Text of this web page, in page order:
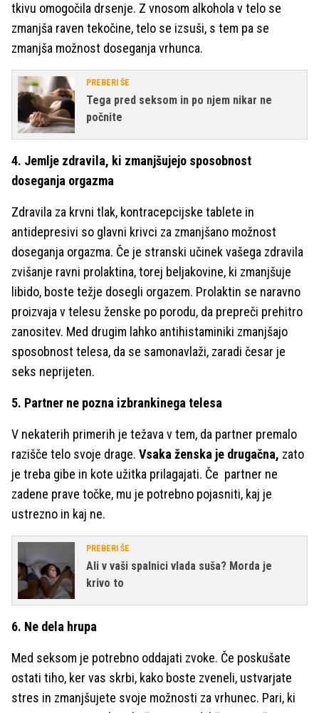
tkivu omogočila drsenje. Z vnosom alkohola v telo se
zmanjša raven tekočine, telo se izsuši, s tem pa se
zmanjša možnost doseganja vrhunca.
PREBERI ŠE
Tega pred seksom in po njem nikar ne
počnite
4. Jemlje zdravila, ki zmanjšujejo sposobnost
doseganja orgazma
Zdravila za krvni tlak, kontracepcijske tablete in
antidepresivi so glavni krivci za zmanjšano možnost
doseganja orgazma. Če je stranski učinek vašega zdravila
zvišanje ravni prolaktina, torej beljakovine, ki zmanjšuje
libido, boste težje dosegli orgazem. Prolaktin se naravno
proizvaja v telesu ženske po porodu, da prepreči prehitro
zanositev. Med drugim lahko antihistaminiki zmanjšajo
sposobnost telesa, da se samonavlaži, zaradi česar je
seks neprijeten.
5. Partner ne pozna izbrankinega telesa
V nekaterih primerih je težava v tem, da partner premalo
razišče telo svoje drage. Vsaka ženska je drugačna, zato
je treba gibe in kote užitka prilagajati. Če partner ne
zadene prave točke, mu je potrebno pojasniti, kaj je
ustrezno in kaj ne.
PREBERI ŠE
Ali v vaši spalnici vlada suša? Morda je
krivo to
6. Ne dela hrupa
Med seksom je potrebno oddajati zvoke. Če poskušate
ostati tiho, ker vas skrbi, kako boste zveneli, ustvarjate
stres in zmanjšujete svoje možnosti za vrhunec. Pari, ki